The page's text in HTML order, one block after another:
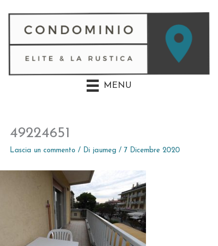
contenuto
MENU
49224651
Lascia un commento / Di jaumeg / 7 Dicembre 2020